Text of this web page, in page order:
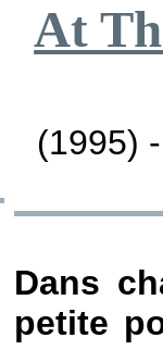
At
(1995)
Dans
petite